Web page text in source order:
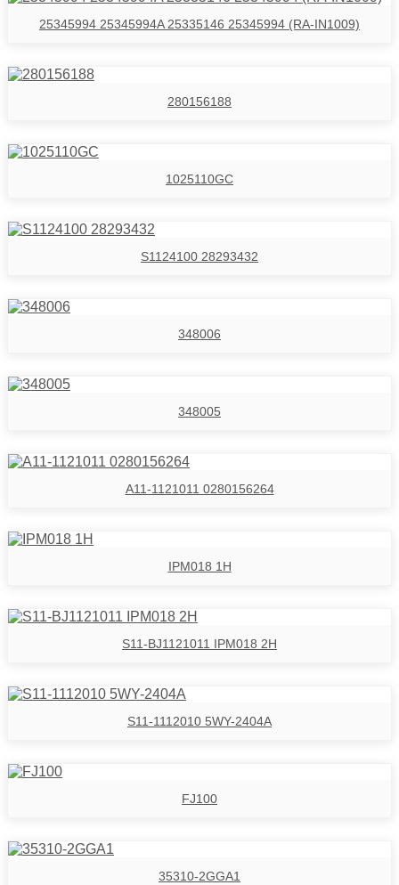
25345994 25345994A 25335146 25345994 (RA-IN1009)
280156188
1025110GC
S1124100 28293432
348006
348005
A11-1121011 0280156264
IPM018 1H
S11-BJ1121011 IPM018 2H
S11-1112010 5WY-2404A
FJ100
35310-2GGA1